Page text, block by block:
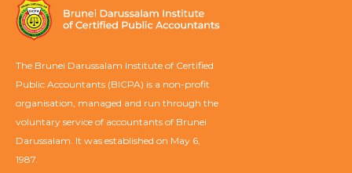
The Brunei Darussalam Institute of Certified
Public Accountants (BICPA) is a non-profit
organisation, managed and run through the
voluntary service of accountants of Brunei
Darussalam. It was established on May 6,
1987.